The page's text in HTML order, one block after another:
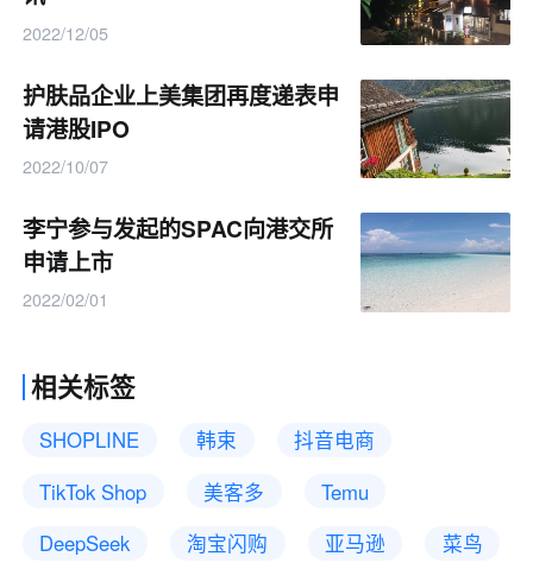
2022/12/05
护肤品企业上美集团再度递表申
请港股IPO
2022/10/07
李宁参与发起的SPAC向港交所
申请上市
2022/02/01
相关标签
SHOPLINE 韩束
抖音电商
TikTok Shop
美客多
Temu
DeepSeek
淘宝闪购 亚马逊 菜鸟